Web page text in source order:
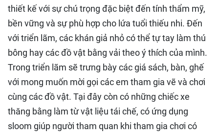
thiết kế với sự chú trọng đặc biệt đến tính thẩm mỹ,
bền vững và sự phù hợp cho lứa tuổi thiếu nhi. Ðến
với triển lãm, các khán giả nhỏ có thể tự tay làm thú
bông hay các đồ vật bằng vải theo ý thích của mình.
Trong triển lãm sẽ trưng bày các giá sách, bàn, ghế
với mong muốn mời gọi các em tham gia vẽ và chơi
cùng các đồ vật. Tại đây còn có những chiếc xe
thăng bằng làm từ vật liệu tái chế, có ứng dụng
sloom giúp người tham quan khi tham gia chơi có